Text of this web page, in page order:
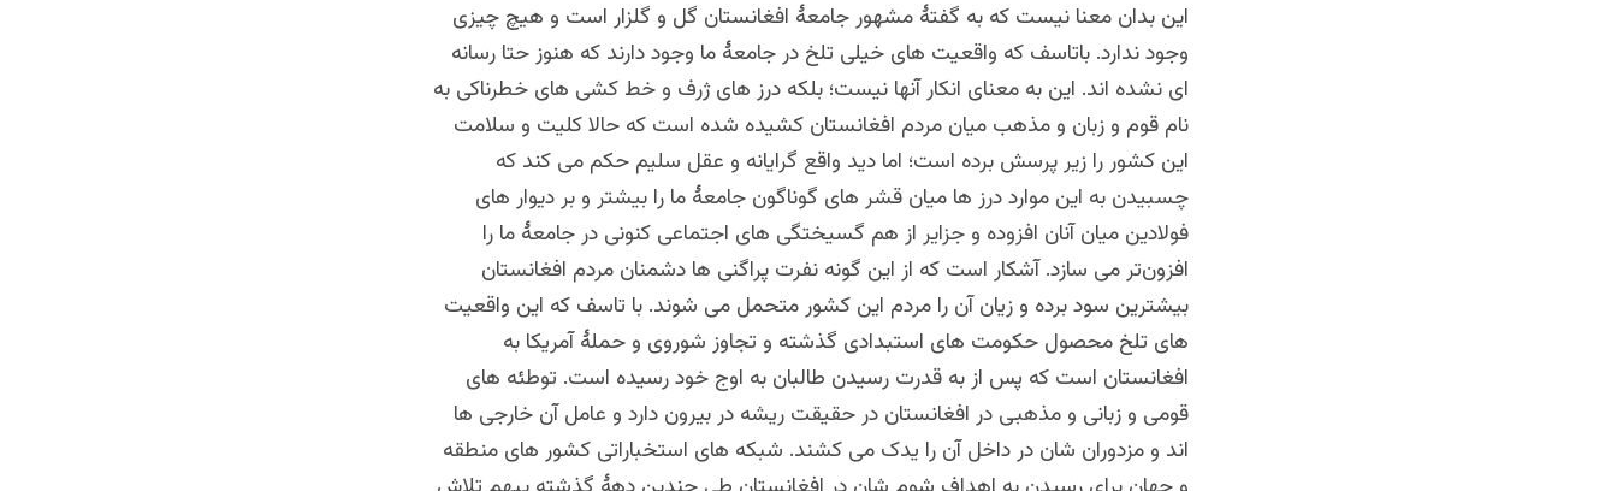
این بدان معنا نیست که به گفتۀ مشهور جامعۀ افغانستان گل و گلزار است و هیچ چیزی
وجود ندارد. باتاسف که واقعیت های خیلی تلخ در جامعۀ ما وجود دارند که هنوز حتا رسانه
ای نشده اند. این به معنای انکار آنها نیست؛ بلکه درز های ژرف و خط کشی های خطرناکی به
نام قوم و زبان و مذهب میان مردم افغانستان کشیده شده است که حالا کلیت و سلامت
این کشور را زیر پرسش برده است؛ اما دید واقع گرایانه و عقل سلیم حکم می کند که
چسبیدن به این موارد درز ها میان قشر های گوناگون جامعۀ ما را بیشتر و بر دیوار های
فولادین میان آنان افزوده و جزایر از هم گسیختگی های اجتماعی کنونی در جامعۀ ما را
افزون‌تر می سازد. آشکار است که‌ از این گونه نفرت پراگنی ها دشمنان مردم افغانستان
بیشترین سود برده و زیان آن را مردم این کشور متحمل می شوند. با تاسف که این واقعیت
های تلخ محصول حکومت های استبدادی گذشته و تجاوز شوروی و حملۀ آمریکا به
افغانستان است که پس از به قدرت رسیدن طالبان به اوج خود رسیده است. توطئه های
قومی و زبانی و مذهبی در افغانستان در حقیقت ریشه در بیرون دارد و عامل آن خارجی ها
اند و مزدوران شان در داخل آن را یدک می کشند. شبکه های استخباراتی کشور های منطقه